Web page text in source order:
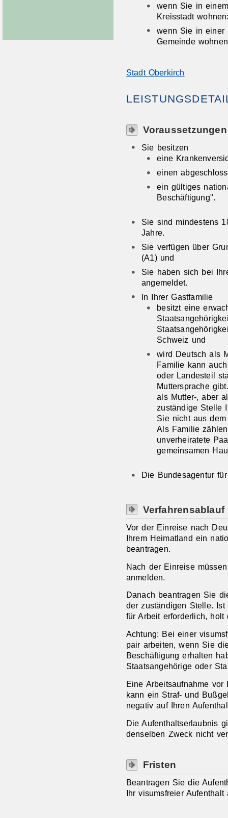
wenn Sie in
Kreisstadt
wenn Sie in einer
Gemeinde
Stadt Oberkirch
Voraussetzungen
Sie besitzen
eine
einen
ein gültiges
Beschäftigung".
Sie sind mindestens
Jahre.
Sie verfügen über
(A1) und
Sie haben sich bei
angemeldet.
In Ihrer Gastfamilie
besitzt eine
Schweiz und
wird Deutsch als
Familie kann
oder Landesteil
Muttersprache
als Mutter-, aber
zuständige Stelle
Sie nicht aus
Als Familie
unverheiratete
gemeinsamen
Die Bundesagentur
Verfahrensablauf
Vor der Einreise nach
Ihrem Heimatland ein
beantragen.
Nach der Einreise
anmelden.
Danach beantragen Sie
der zuständigen Stelle.
für Arbeit erforderlich,
Achtung: Bei einer
pair arbeiten, wenn Sie
Beschäftigung erhalten
Staatsangehörige oder
Eine Arbeitsaufnahme
kann ein Straf- und
negativ auf Ihren
Die Aufenthaltserlaubnis
denselben Zweck nicht
Fristen
Beantragen Sie die
Ihr visumsfreier Aufenthalt